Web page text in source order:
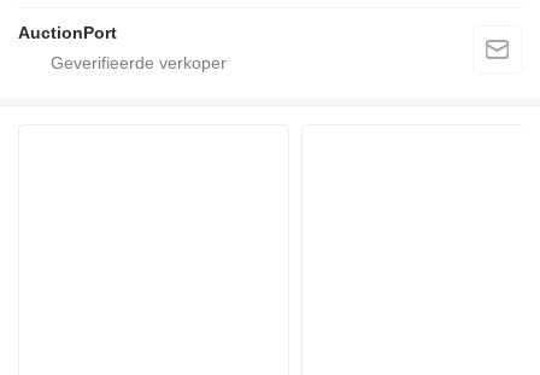
AuctionPort